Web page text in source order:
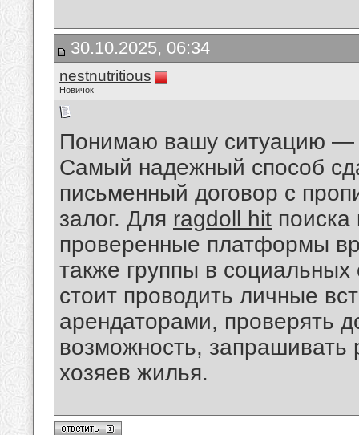
30.10.2025, 06:34
nestnutritious
Новичок
Понимаю вашу ситуацию —
Самый надежный способ
письменный договор с
залог. Для ragdoll hit поиска
проверенные платформы
также группы в
стоит проводить личные
арендаторами, проверять
возможность,
хозяев жилья.